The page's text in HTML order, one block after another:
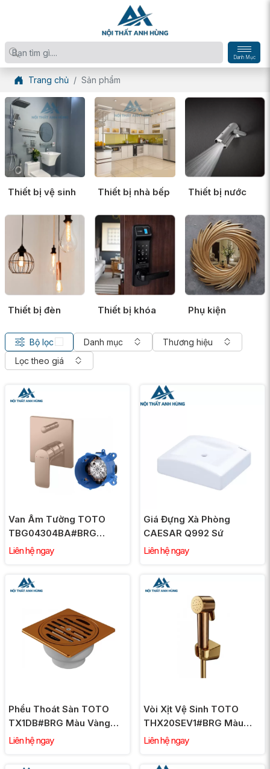
Danh Mục
Trang chủ Sản phẩm
Thiết bị vệ sinh Thiết bị nhà bếp Thiết bị nước
Thiết bị đèn Thiết bị khóa Phụ kiện
Bộ lọc Danh mục
Thương hiệu
Lọc theo giá
Van Âm Tường TOTO
TBG04304BA#BRG
TBN01001B Chuyển
Liên hệ ngay
Giá Đựng Xà Phòng
CAESAR Q992 Sứ
Liên hệ ngay
Phểu Thoát Sàn TOTO
TX1DB#BRG Màu Vàng
Hồng
Liên hệ ngay
Vòi Xịt Vệ Sinh TOTO
THX20SEV1#BRG Màu
Vàng Hồng
Liên hệ ngay